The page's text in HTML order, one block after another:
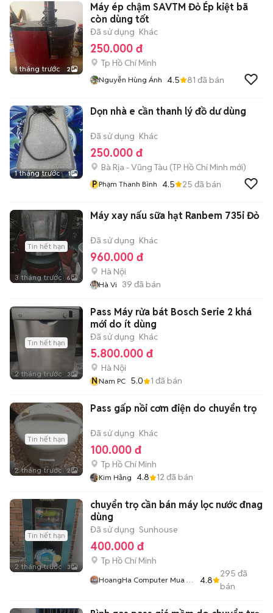
1 tháng trước 2
Máy ép chậm SAVTM Đỏ Ép kiệt bã
còn dùng tốt
Đã sử dụng Khác
250.000 đ
Tp Hồ Chí Minh
Nguyễn Hùng Ánh 4.5 81 đã bán
1 tháng trước 1
Dọn nhà e cần thanh lý đồ dư dùng
Đã sử dụng Khác
250.000 đ
Bà Rịa - Vũng Tàu (TP Hồ Chí Minh mới)
P Phạm Thanh Bình 4.5 25 đã bán
Tin hết hạn
3 tháng trước 6
Máy xay nấu sữa hạt Ranbem 735i Đỏ
Đã sử dụng Khác
960.000 đ
Hà Nội
Hà Vi 39 đã bán
Tin hết hạn
2 tháng trước 3
Pass Máy rửa bát Bosch Serie 2 khá
mới do ít dùng
Đã sử dụng Khác
5.800.000 đ
Hà Nội
NNam PC 5.0 1 đã bán
Tin hết hạn
2 tháng trước 2
Pass gấp nồi cơm điện do chuyển trọ
Đã sử dụng Khác
100.000 đ
Tp Hồ Chí Minh
Kim Hằng 4.8 12 đã bán
Tin hết hạn
2 tháng trước 3
chuyển trọ cần bán máy lọc nước đnag
dùng
Đã sử dụng Sunhouse
400.000 đ
Tp Hồ Chí Minh
HoangHa Computer Mua Và
4.8
295 đã
bán